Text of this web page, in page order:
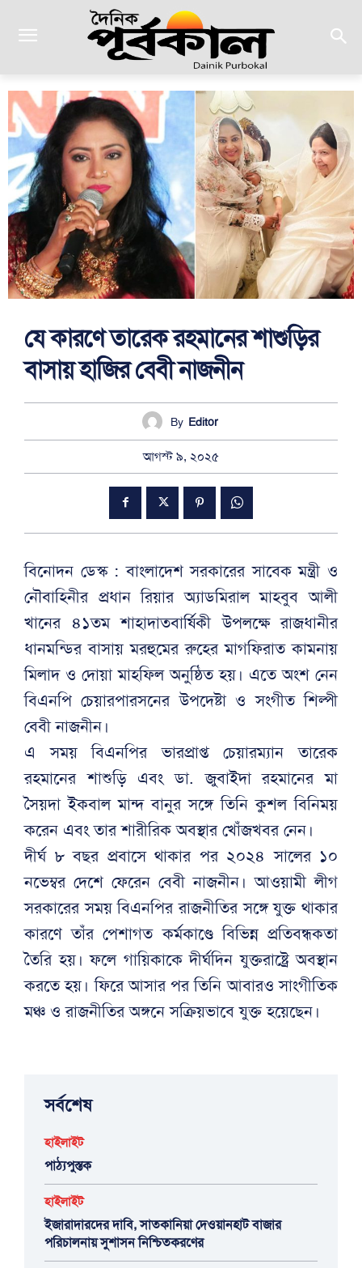
যে কারণে তারেক রহমানের শাশুড়ির
বাসায় হাজির বেবী নাজনীন
By Editor
আগস্ট ৯, ২০২৫
বিনোদন ডেস্ক : বাংলাদেশ সরকারের সাবেক মন্ত্রী ও
নৌবাহিনীর প্রধান রিয়ার অ্যাডমিরাল মাহবুব আলী
খানের ৪১তম শাহাদাতবার্ষিকী উপলক্ষে রাজধানীর
ধানমন্ডির বাসায় মরহুমের রুহের মাগফিরাত কামনায়
মিলাদ ও দোয়া মাহফিল অনুষ্ঠিত হয়। এতে অংশ নেন
বিএনপি চেয়ারপারসনের উপদেষ্টা ও সংগীত শিল্পী
বেবী নাজনীন।
এ সময় বিএনপির ভারপ্রাপ্ত চেয়ারম্যান তারেক
রহমানের শাশুড়ি এবং ডা. জুবাইদা রহমানের মা
সৈয়দা ইকবাল মান্দ বানুর সঙ্গে তিনি কুশল বিনিময়
করেন এবং তার শারীরিক অবস্থার খোঁজখবর নেন।
দীর্ঘ ৮ বছর প্রবাসে থাকার পর ২০২৪ সালের ১০
নভেম্বর দেশে ফেরেন বেবী নাজনীন। আওয়ামী লীগ
সরকারের সময় বিএনপির রাজনীতির সঙ্গে যুক্ত থাকার
কারণে তাঁর পেশাগত কর্মকাণ্ডে বিভিন্ন প্রতিবন্ধকতা
তৈরি হয়। ফলে গায়িকাকে দীর্ঘদিন যুক্তরাষ্ট্রে অবস্থান
করতে হয়। ফিরে আসার পর তিনি আবারও সাংগীতিক
মঞ্চ ও রাজনীতির অঙ্গনে সক্রিয়ভাবে যুক্ত হয়েছেন।
সর্বশেষ
হাইলাইট
পাঠ্যপুস্তক
হাইলাইট
ইজারাদারদের দাবি, সাতকানিয়া দেওয়ানহাট বাজার
পরিচালনায় সুশাসন নিশ্চিতকরণের